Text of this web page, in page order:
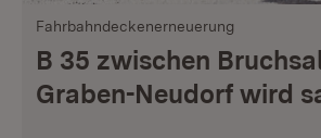
Fahrbahndeckenerneuerung
B 35 zwischen
Graben-Neudorf wird